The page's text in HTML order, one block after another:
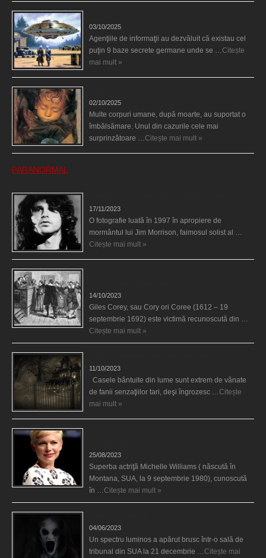
03/10/2025
Agenţiile de informaţii au dezvăluit că existau cel
puţin 9 baze secrete germane unde se …Citește
mai mult »
02/10/2025
Multe corpuri umane, după moarte, au suportat o
îmbălsămare. Unul din cazurile cele mai
surprinzătoare …Citește mai mult »
PARANORMAL
17/11/2023
O fotografie luată în 1997 în apropiere de
mormântul lui Jim Morrison, faimosul solist al …
Citește mai mult »
14/10/2023
Giles Corey, sau Cory ori Coree (1612 – 19
septembrie 1692) este victimă recunoscută din …
Citește mai mult »
11/10/2023
Casele bântuite din lume sunt extrem de vânate
de fanii senzaţiilor tari, deşi îngrozesc …Citește
mai mult »
25/08/2023
Superba actriţă Michelle Williams ( născută în
Montana, SUA, la 9 septembrie 1980), cunoscută
în …Citește mai mult »
04/06/2023
Un spectru luminos a apărut brusc într-o sală de
tribunal din SUA la 21 decembrie …Citește mai